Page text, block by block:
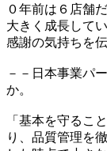
０年前は６店舗
大きく成長して
感謝の気持ちを
－－日本事業パ
か。
「基本を守るこ
り、品質管理を